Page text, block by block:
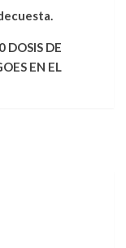
DOSIS DE
EN EL